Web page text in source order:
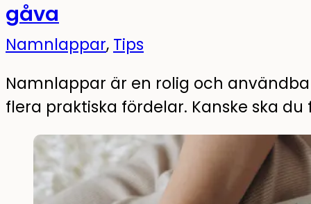
gåva
Namnlappar, Tips
Namnlappar är en rolig och
flera praktiska fördelar. Kanske ska